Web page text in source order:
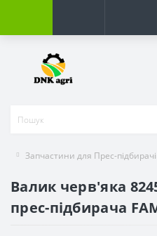
Запчастини для Прес-
Валик черв'яка
прес-підбирача